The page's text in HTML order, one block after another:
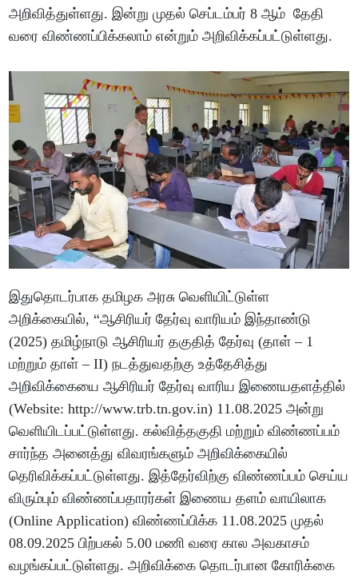
அறிவித்துள்ளது. இன்று முதல் செப்டம்பர் 8 ஆம் தேதி
வரை விண்ணப்பிக்கலாம் என்றும் அறிவிக்கப்பட்டுள்ளது.
இதுதொடர்பாக தமிழக அரசு வெளியிட்டுள்ள
அறிக்கையில், “ஆசிரியர் தேர்வு வாரியம் இந்தாண்டு
(2025) தமிழ்நாடு ஆசிரியர் தகுதித் தேர்வு (தாள் – 1
மற்றும் தாள் – II) நடத்துவதற்கு உத்தேசித்து
அறிவிக்கையை ஆசிரியர் தேர்வு வாரிய இணையதளத்தில்
(Website: http://www.trb.tn.gov.in) 11.08.2025 அன்று
வெளியிடப்பட்டுள்ளது. கல்வித்தகுதி மற்றும் விண்ணப்பம்
சார்ந்த அனைத்து விவரங்களும் அறிவிக்கையில்
தெரிவிக்கப்பட்டுள்ளது. இத்தேர்விற்கு விண்ணப்பம் செய்ய
விரும்பும் விண்ணப்பதாரர்கள் இணைய தளம் வாயிலாக
(Online Application) விண்ணப்பிக்க 11.08.2025 முதல்
08.09.2025 பிற்பகல் 5.00 மணி வரை கால அவகாசம்
வழங்கப்பட்டுள்ளது. அறிவிக்கை தொடர்பான கோரிக்கை